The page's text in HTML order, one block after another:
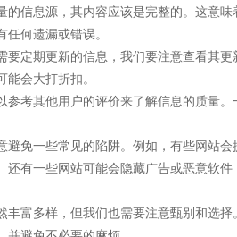
的信息源，其内容应该是完整的。这意
任何遗漏或错误。
要定期更新的信息，我们要注意查看其
会大打折扣。
参考其他用户的评价来了解信息的质量
避免一些常见的陷阱。例如，有些网站
还有一些网站可能会隐藏广告或恶意软
丰富多样，但我们也需要注意甄别和选